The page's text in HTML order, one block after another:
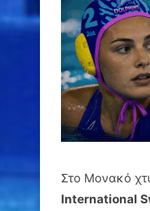
Στο Μονακό
International